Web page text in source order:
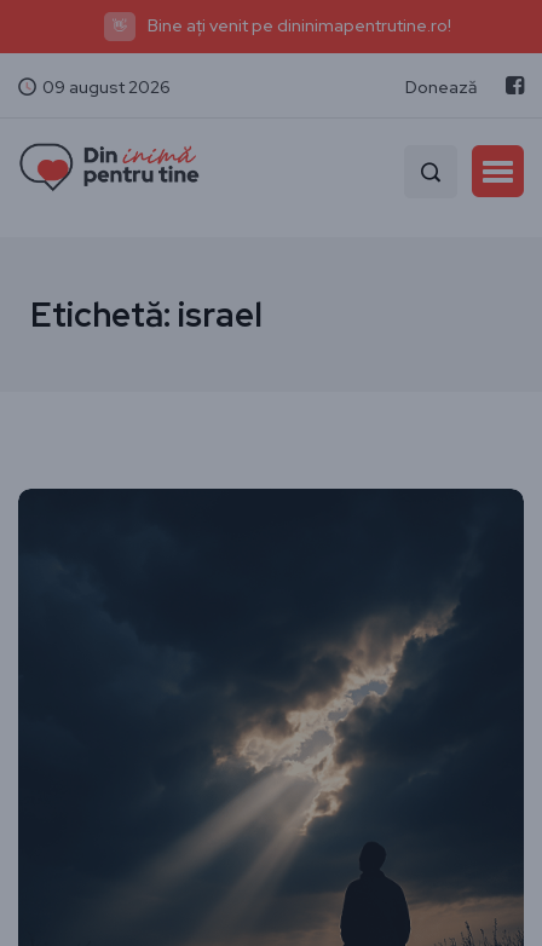
👋 Bine ați venit pe dininimapentrutine.ro!
09 august 2026 Donează
Etichetă: israel